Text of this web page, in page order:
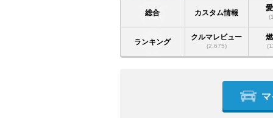
総合 カスタム情報
ランキング
クルマレビュー
(2,675)